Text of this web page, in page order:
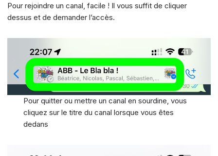
Pour rejoindre un canal, facile ! Il vous suffit de cliquer
dessus et de demander l’accès.
Pour quitter ou mettre un canal en sourdine, vous
cliquez sur le titre du canal lorsque vous êtes
dedans